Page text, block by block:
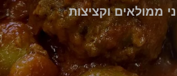
ממולאים וקציצות